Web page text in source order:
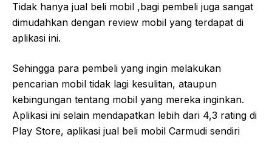
Tidak hanya jual beli mobil ,bagi pembeli juga sangat
dimudahkan dengan review mobil yang terdapat di
aplikasi ini.
Sehingga para pembeli yang ingin melakukan
pencarian mobil tidak lagi kesulitan, ataupun
kebingungan tentang mobil yang mereka inginkan.
Aplikasi ini selain mendapatkan lebih dari 4,3 rating di
Play Store, aplikasi jual beli mobil Carmudi sendiri